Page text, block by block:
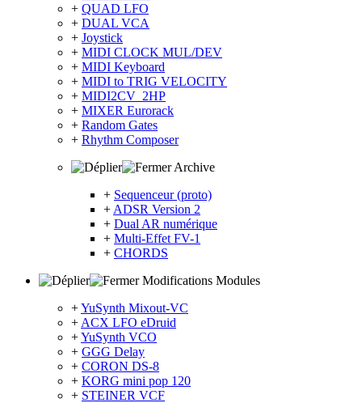
+ QUAD LFO
+ DUAL VCA
+ Joystick
+ MIDI CLOCK MUL/DEV
+ MIDI Keyboard
+ MIDI to TRIG VELOCITY
+ MIDI2CV_2HP
+ MIXER Eurorack
+ Random Gates
+ Rhythm Composer
Archive
+ Sequenceur (proto)
+ ADSR Version 2
+ Dual AR numérique
+ Multi-Effet FV-1
+ CHORDS
Modifications Modules
+YuSynth Mixout-VC
+ ACX LFO eDruid
+YuSynth VCO
+ GGG Delay
+ CORON DS-8
+ KORG mini pop 120
+ STEINER VCF